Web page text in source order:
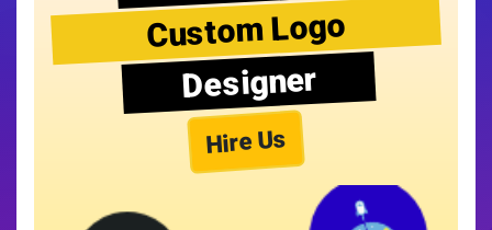
Custom Logo
Designer
Hire Us